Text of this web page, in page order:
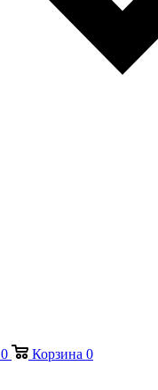
0 Корзина 0